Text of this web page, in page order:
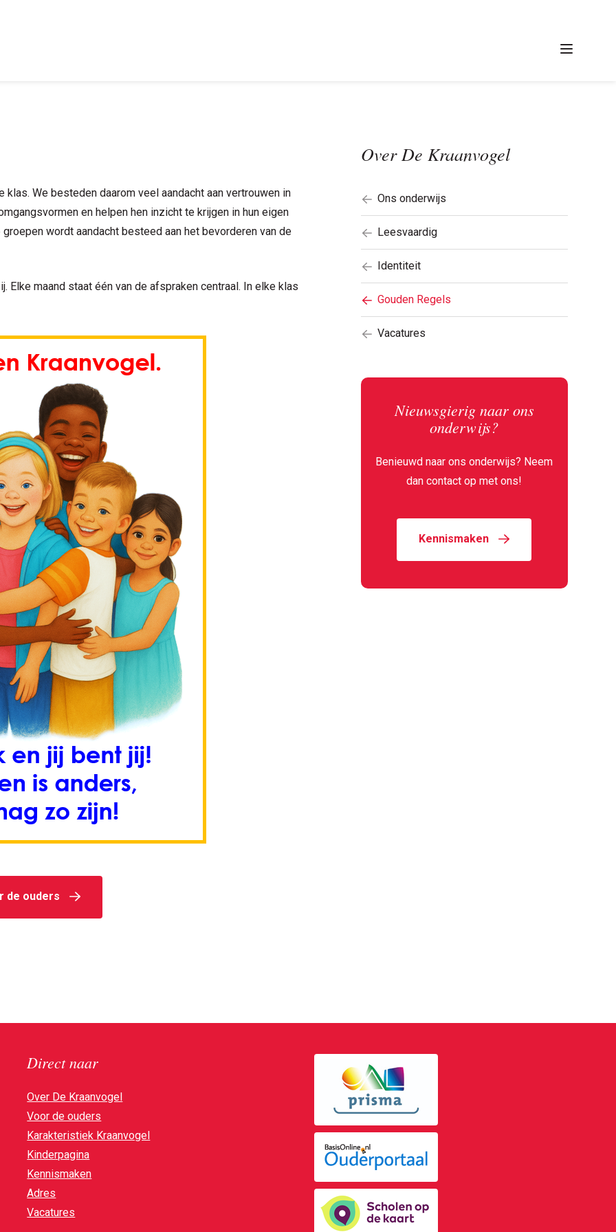
Menu
We besteden daarom veel aandacht aan vertrouwen in
en helpen hen inzicht te krijgen in hun eigen
wordt aandacht besteed aan het bevorderen van de
Elke maand staat één van de afspraken centraal. In elke klas
de ouders
Over De Kraanvogel
Ons onderwijs
Leesvaardig
Identiteit
Gouden Regels
Vacatures
Nieuwsgierig naar ons
onderwijs?
Benieuwd naar ons onderwijs? Neem
dan contact op met ons!
Kennismaken
Direct naar
Over De Kraanvogel
Voor de ouders
Karakteristiek Kraanvogel
Kinderpagina
Kennismaken
Adres
Vacatures